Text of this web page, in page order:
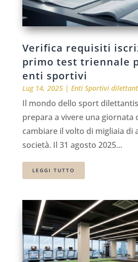
Verifica requisiti
primo test triennale
enti sportivi
Lug 14, 2025| Enti Sportivi
Il mondo dello sport
prepara a vivere una giornata
cambiare il volto di migliaia di
società. Il 31 agosto 2025...
LEGGI TUTTO